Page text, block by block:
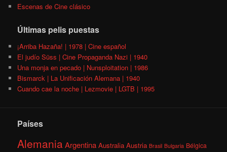
Escenas de Cine clásico
Últimas pelis puestas
¡Arriba Hazaña! | 1978 | Cine español
El judío Süss | Cine Propaganda Nazi | 1940
Una monja en pecado | Nunsploitation | 1986
Bismarck | La Unificación Alemana | 1940
Cuando cae la noche | Lezmovie | LGTB | 1995
Países
AlemaniaArgentina Australia Austria Brasil Bulgaria Bélgica